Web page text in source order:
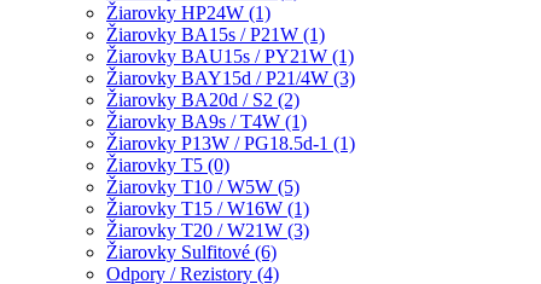
Žiarovky HP24W (1)
Žiarovky BA15s / P21W (1)
Žiarovky BAU15s / PY21W (1)
Žiarovky BAY15d / P21/4W (3)
Žiarovky BA20d / S2 (2)
Žiarovky BA9s / T4W (1)
Žiarovky P13W / PG18.5d-1 (1)
Žiarovky T5 (0)
Žiarovky T10 / W5W (5)
Žiarovky T15 / W16W (1)
Žiarovky T20 / W21W (3)
Žiarovky Sulfitové (6)
Odpory / Rezistory (4)